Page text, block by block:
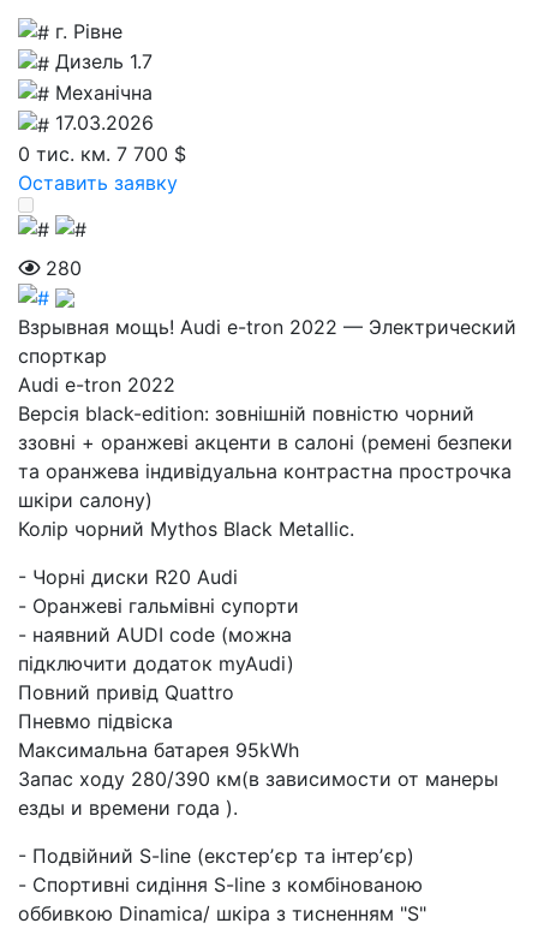
г. Рівне
Дизель 1.7
Механічна
17.03.2026
0 тис. км. 7 700 $
Оставить заявку
280
Взрывная мощь! Audi e-tron 2022 — Электрический
спорткар
Audi e-tron 2022
Версія black-edition: зовнішній повністю чорний
ззовні + оранжеві акценти в салоні (ремені безпеки
та оранжева індивідуальна контрастна прострочка
шкіри салону)
Колір чорний Mythos Black Metallic.
- Чорні диски R20 Audi
- Оранжеві гальмівні супорти
- наявний AUDI code (можна
підключити додаток myAudi)
Повний привід Quattro
Пневмо підвіска
Максимальна батарея 95kWh
Запас ходу 280/390 км(в зависимости от манеры
езды и времени года ).
- Подвійний S-line (екстерʼєр та інтерʼєр)
- Спортивні сидіння S-line з комбінованою
оббивкою Dinamica/ шкіра з тисненням "S"